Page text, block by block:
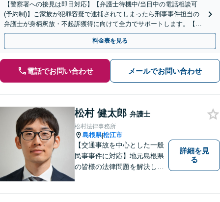
【警察署への接見は即日対応】【弁護士待機中/当日中の電話相談可
(予約制)】ご家族が犯罪容疑で逮捕されてしまったら刑事事件担当の
弁護士が身柄釈放・不起訴獲得に向けて全力でサポートします。【毎
月100名以上の相談実績】【全国対応】
料金表を見る
電話でお問い合わせ メールでお問い合わせ
松村 健太郎 弁護士
松村法律事務所
島根県|松江市
【交通事故を中心とした一般
民事事件に対応】地元島根県
の皆様の法律問題を解決し、
詳細を見
る